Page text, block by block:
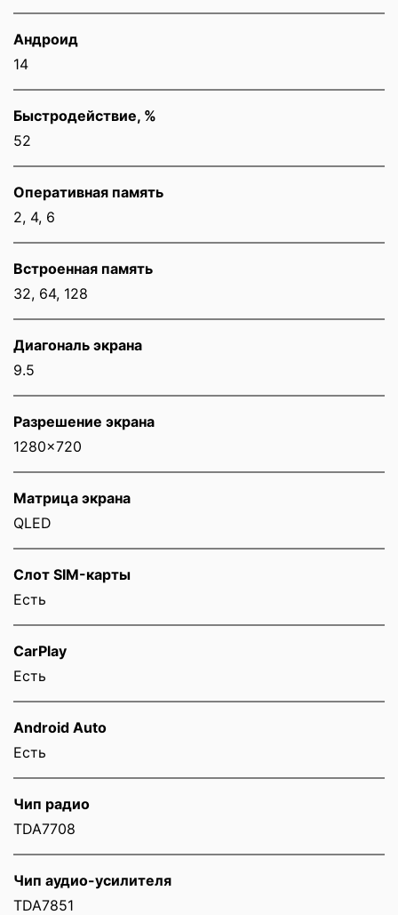
Андроид
14
Быстродействие, %
52
Оперативная память
2, 4, 6
Встроенная память
32, 64, 128
Диагональ экрана
9.5
Разрешение экрана
1280x720
Матрица экрана
QLED
Слот SIM-карты
Eсть
CarPlay
Есть
Android Auto
Есть
Чип радио
TDA7708
Чип аудио-усилителя
TDA7851